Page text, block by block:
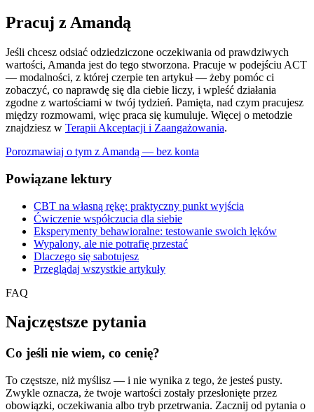
Pracuj z Amandą
Jeśli chcesz odsiać odziedziczone oczekiwania od prawdziwych
wartości, Amanda jest do tego stworzona. Pracuje w podejściu ACT
— modalności, z której czerpie ten artykuł — żeby pomóc ci
zobaczyć, co naprawdę się dla ciebie liczy, i wpleść działania
zgodne z wartościami w twój tydzień. Pamięta, nad czym pracujesz
między rozmowami, więc praca się kumuluje. Więcej o metodzie
znajdziesz w Terapii Akceptacji i Zaangażowania.
Porozmawiaj o tym z Amandą — bez konta
Powiązane lektury
CBT na własną rękę: praktyczny punkt wyjścia
Ćwiczenie współczucia dla siebie
Eksperymenty behawioralne: testowanie swoich lęków
Wypalony, ale nie potrafię przestać
Dlaczego się sabotujesz
Przeglądaj wszystkie artykuły
FAQ
Najczęstsze pytania
Co jeśli nie wiem, co cenię?
To częstsze, niż myślisz — i nie wynika z tego, że jesteś pusty.
Zwykle oznacza, że twoje wartości zostały przesłonięte przez
obowiązki, oczekiwania albo tryb przetrwania. Zacznij od pytania o